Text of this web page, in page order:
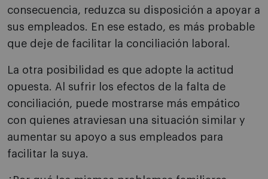
consecuencia, reduzca su disposición a apoyar a
sus empleados. En ese estado, es más probable
que deje de facilitar la conciliación laboral.
La otra posibilidad es que adopte la actitud
opuesta. Al sufrir los efectos de la falta de
conciliación, puede mostrarse más empático
con quienes atraviesan una situación similar y
aumentar su apoyo a sus empleados para
facilitar la suya.